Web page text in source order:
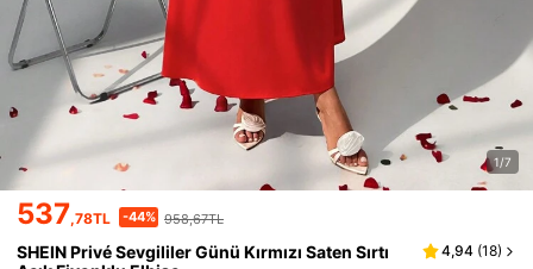
1/7
537,78TL -44% 958,67TL
SHEIN Privé Sevgililer Günü Kırmızı Saten Sırtı
4,94 (18)